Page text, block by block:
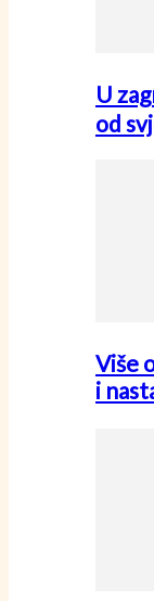
U
od
Više
i